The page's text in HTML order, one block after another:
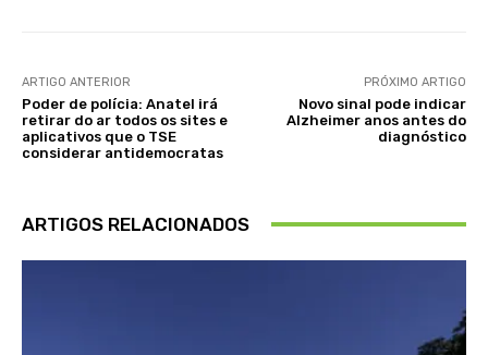
ARTIGO ANTERIOR
Poder de polícia: Anatel irá
retirar do ar todos os sites e
aplicativos que o TSE
considerar antidemocratas
PRÓXIMO ARTIGO
Novo sinal pode indicar
Alzheimer anos antes do
diagnóstico
ARTIGOS RELACIONADOS